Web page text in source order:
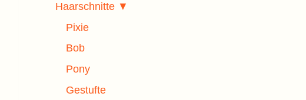
Haarschnitte ▼
Pixie
Bob
Pony
Gestufte